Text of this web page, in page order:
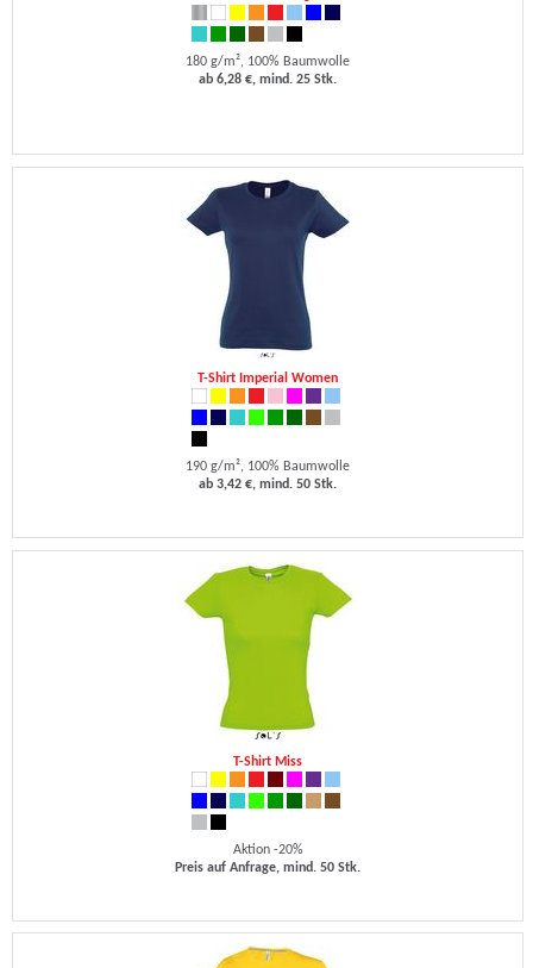
180 g/m², 100% Baumwolle
ab 6,28 €, mind. 25 Stk.
T-Shirt Imperial Women
190 g/m², 100% Baumwolle
ab 3,42 €, mind. 50 Stk.
T-Shirt Miss
Aktion -20%
Preis auf Anfrage, mind. 50 Stk.